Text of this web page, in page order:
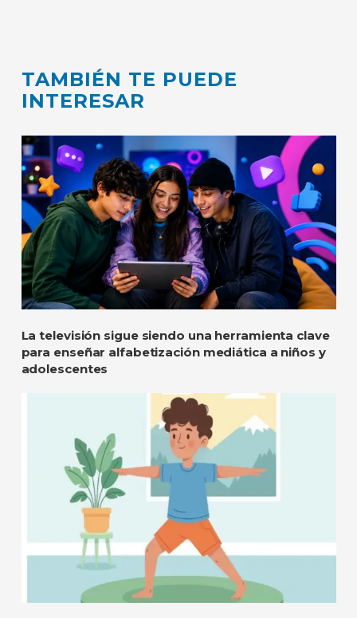
TAMBIÉN TE PUEDE
INTERESAR
La televisión sigue siendo una herramienta clave
para enseñar alfabetización mediática a niños y
adolescentes